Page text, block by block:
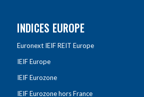
INDICES EUROPE
Euronext IEIF REIT Europe
IEIF Europe
IEIF Eurozone
IEIF Eurozone hors France